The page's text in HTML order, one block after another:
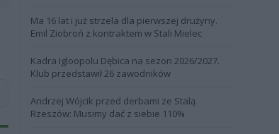
Ma 16 lat i już strzela dla pierwszej drużyny.
Emil Ziobroń z kontraktem w Stali Mielec
Kadra Igloopolu Dębica na sezon 2026/2027.
Klub przedstawił 26 zawodników
Andrzej Wójcik przed derbami ze Stalą
Rzeszów: Musimy dać z siebie 110%